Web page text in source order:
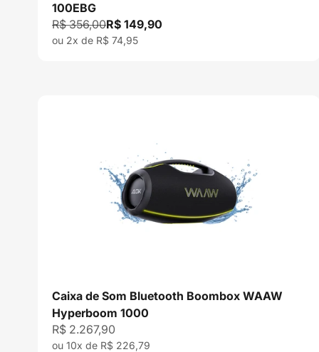
100EBG
Preço normal
R$ 356,00Preço promocional
R$ 149,90
ou 2x de R$ 74,95
Caixa de Som Bluetooth Boombox WAAW
Hyperboom 1000
Preço promocional
R$ 2.267,90
ou 10x de R$ 226,79